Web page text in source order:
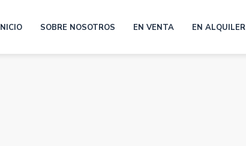
SOBRE NOSOTROS EN VENTA EN ALQUILER